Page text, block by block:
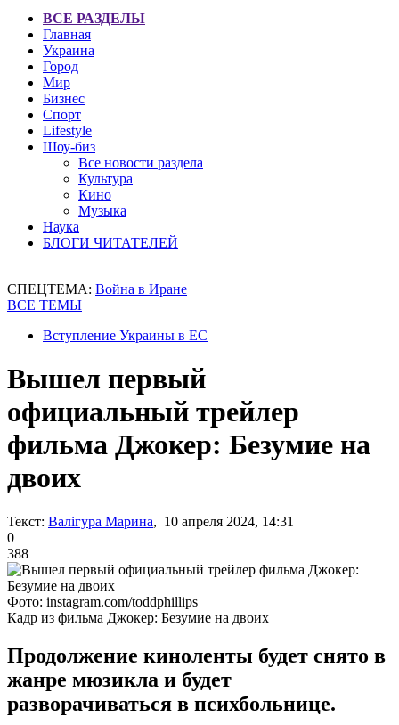
ВСЕ РАЗДЕЛЫ
Главная
Украина
Город
Мир
Бизнес
Спорт
Lifestyle
Шоу-биз
Все новости раздела
Культура
Кино
Музыка
Наука
БЛОГИ ЧИТАТЕЛЕЙ
СПЕЦТЕМА: Война в Иране
ВСЕ ТЕМЫ
Вступление Украины в ЕС
Вышел первый
официальный трейлер
фильма Джокер: Безумие на
двоих
Текст: Валігура Марина, 10 апреля 2024, 14:31
0
388
Фото: instagram.com/toddphillips
Кадр из фильма Джокер: Безумие на двоих
Продолжение киноленты будет снято в
жанре мюзикла и будет
разворачиваться в психбольнице.